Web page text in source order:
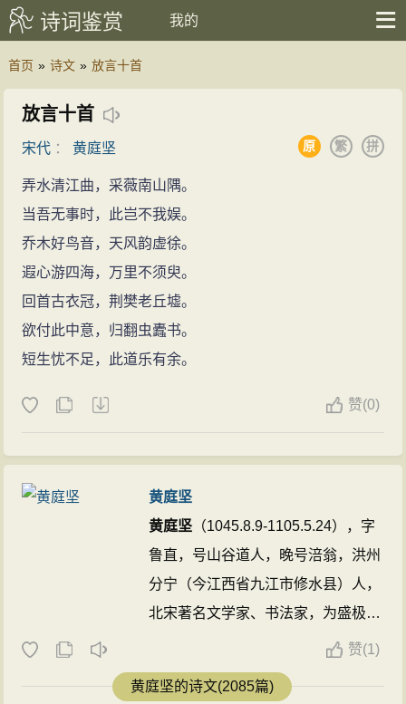
诗词鉴赏 我的
首页 » 诗文 » 放言十首
放言十首
宋代 ：黄庭坚 拼
繁
原
弄水清江曲，采薇南山隅。
当吾无事时，此岂不我娱。
乔木好鸟音，天风韵虚徐。
遐心游四海，万里不须臾。
回首古衣冠，荆樊老丘墟。
欲付此中意，归翻虫蠹书。
短生忧不足，此道乐有余。
赞(0)
黄庭坚
黄庭坚 （1045.8.9-1105.5.24），字
鲁直，号山谷道人，晚号涪翁，洪州
分宁（今江西省九江市修水县）人，
北宋著名文学家、书法家，为盛极一
时的江西诗派开山之祖，与杜甫、陈
师道和陈与义素有“一祖三宗”（
坚为其中一宗）之称。与张耒、晁补
赞(1)
黄庭坚的诗文(2085篇)